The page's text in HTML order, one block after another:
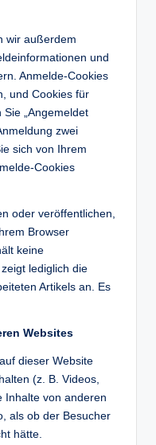
wir außerdem
und
Anmelde-Cookies
und Cookies für
„Angemeldet
zwei
sich von Ihrem
Cookies
oder veröffentlichen,
Browser
keine
lediglich die
Artikels an. Es
Websites
dieser Website
(z. B. Videos,
Inhalte von anderen
als ob der Besucher
hätte.